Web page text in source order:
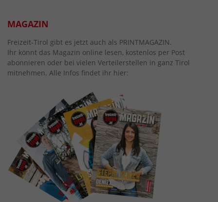
MAGAZIN
Freizeit-Tirol gibt es jetzt auch als PRINTMAGAZIN.
Ihr könnt das Magazin online lesen, kostenlos per Post
abonnieren oder bei vielen Verteilerstellen in ganz Tirol
mitnehmen. Alle Infos findet ihr hier: